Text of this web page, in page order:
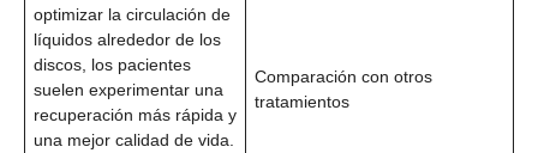
optimizar la circulación de
líquidos alrededor de los
discos, los pacientes
suelen experimentar una
recuperación más rápida y
una mejor calidad de vida.
Comparación con otros
tratamientos